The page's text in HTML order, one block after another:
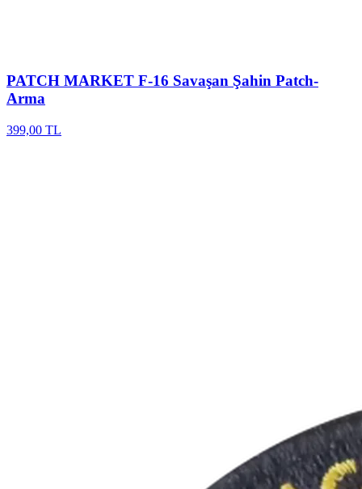
PATCH MARKET F-16 Savaşan Şahin Patch-
Arma
399,00 TL